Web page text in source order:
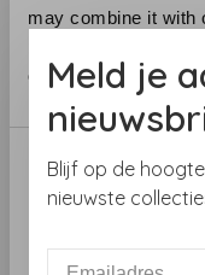
may combine it with
of their services.
Consent
Selection
Necessary
Clarke & Clarke
Copper / Midnight -
W0141/02
€119,00
Meld je
Blijf op de
nieuwste